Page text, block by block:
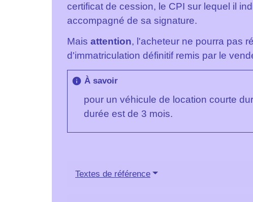
certificat de cession, le CPI sur lequel il
accompagné de sa signature.
Mais attention, l'acheteur ne pourra pas
d'immatriculation définitif remis par le
info À savoir
pour un véhicule de location courte
durée est de 3 mois.
Textes de référence